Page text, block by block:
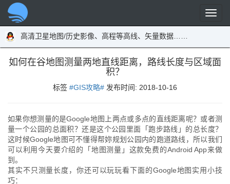
高清卫星地图/历史影像、高程等高线、矢量数据……
如何在谷地图测量两地直线距离，路线长度与区域面
积？
标签 #GIS攻略# 发布时间: 2018-10-16
如果你想测量的是Google地图上两点或多点的直线距离呢？或者测
量一个公园的总面积？还是这个公园里面「跑步路线」的总长度？
这时候Google地图可不懂得帮妳规划公园内的跑道路线，所以我们
可以利用今天要介绍的「地图测量」这款免费的Android App来做
到。
其实不只测量长度，你还可以玩玩看下面的Google地图实用小技
巧：